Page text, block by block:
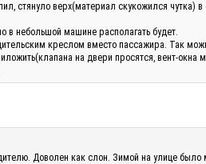
стянуло верх(материал скукожился чутка)
в небольшой машине располагать будет.
креслом вместо пассажира. Так
на двери просятся, вент-
Доволен как слон. Зимой на улице